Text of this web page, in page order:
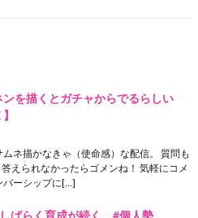
ンを描くとガチャからでるらしい
ムネ描かなきゃ（使命感）な配信。 質問も
えられなかったらゴメンね！ 気軽にコメ
バーシップに[…]
しばらく育成が続く #個人勢